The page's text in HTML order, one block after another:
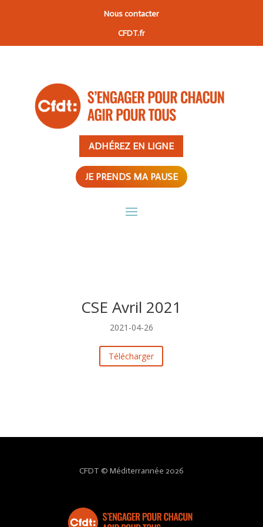
Nous contacter
CFDT.fr
ADHÉREZ EN LIGNE
JE PRENDS MA PAUSE
CSE Avril 2021
2021-04-26
Télécharger
CFDT © Méditerrannée 2026